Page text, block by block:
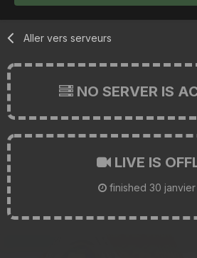
Aller vers serveurs
NO SERVER IS
LIVE IS
finished 30 janvier